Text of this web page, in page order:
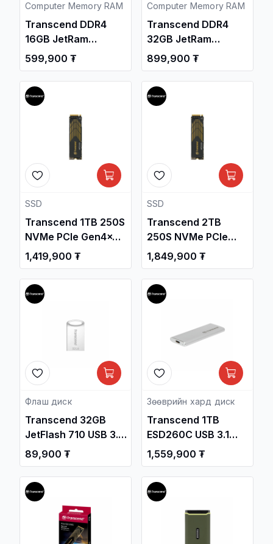
Computer Memory RAM
Transcend DDR4
16GB JetRam
3200MHz UDIMM PC
Memory
/JM3200HLE-16G/
599,900 ₮
Computer Memory RAM
Transcend DDR4
32GB JetRam
3200MHz UDIMM PC
Memory
/JM3200HLE-32G/
899,900 ₮
SSD
Transcend 1TB 250S
NVMe PCIe Gen4x4
M.2 2280 Internal
Gaming SSD
/TS1TMTE250S/
1,419,900 ₮
SSD
Transcend 2TB
250S NVMe PCIe
Gen4x4 M.2 2280
Internal Gaming SSD
/TS2TMTE250S/
1,849,900 ₮
Флаш диск
Transcend 32GB
JetFlash 710 USB 3.1
Gen1 Flash Drive
/TS32GJF710S/
89,900 ₮
Зөөврийн хард диск
Transcend 1TB
ESD260C USB 3.1
Gen2 Type-C
Portable SSD
TS1TESD260C /
Зөөврийн Хард /
1,559,900 ₮